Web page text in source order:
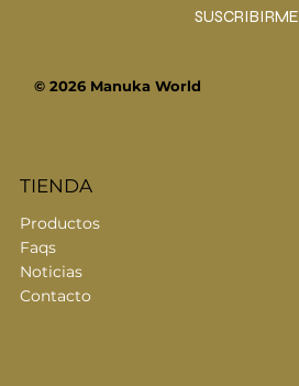
SUSCRIBIRME
© 2026 Manuka World
TIENDA
Productos
Faqs
Noticias
Contacto